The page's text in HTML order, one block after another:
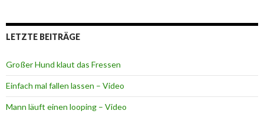
LETZTE BEITRÄGE
Großer Hund klaut das Fressen
Einfach mal fallen lassen – Video
Mann läuft einen looping – Video